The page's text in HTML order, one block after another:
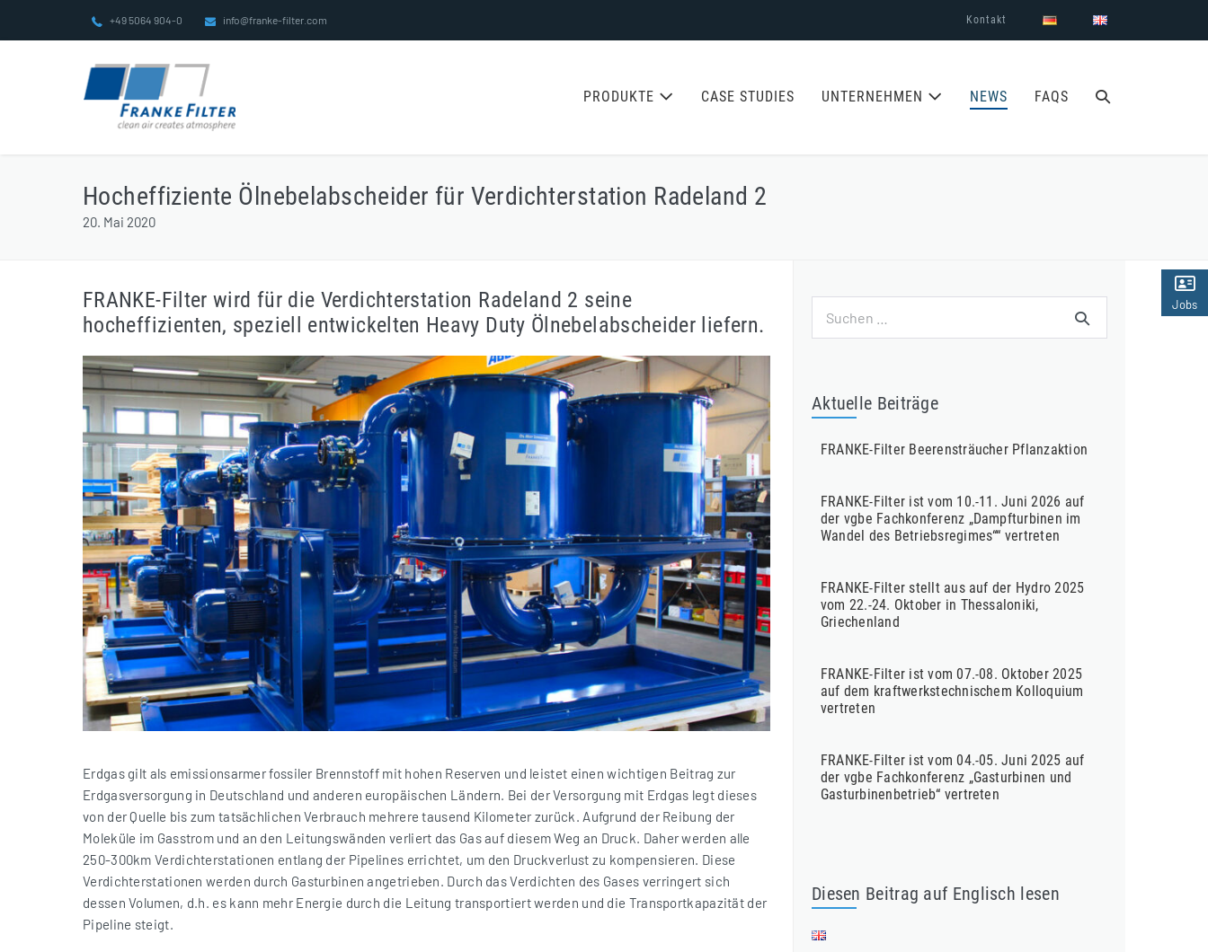
+49 5064 904-0 info@franke-filter.com Kontakt
PRODUKTE CASE STUDIES UNTERNEHMEN NEWS FAQS
SUCHE-
Hocheffiziente Ölnebelabscheider für Verdichterstation Radeland 2
20. Mai 2020
FRANKE-Filter wird für die Verdichterstation Radeland 2 seine
hocheffizienten, speziell entwickelten Heavy Duty Ölnebelabscheider liefern.
Erdgas gilt als emissionsarmer fossiler Brennstoff mit hohen Reserven und leistet einen wichtigen Beitrag zur
Erdgasversorgung in Deutschland und anderen europäischen Ländern. Bei der Versorgung mit Erdgas legt dieses
von der Quelle bis zum tatsächlichen Verbrauch mehrere tausend Kilometer zurück. Aufgrund der Reibung der
Moleküle im Gasstrom und an den Leitungswänden verliert das Gas auf diesem Weg an Druck. Daher werden alle
250-300km Verdichterstationen entlang der Pipelines errichtet, um den Druckverlust zu kompensieren. Diese
Verdichterstationen werden durch Gasturbinen angetrieben. Durch das Verdichten des Gases verringert sich
dessen Volumen, d.h. es kann mehr Energie durch die Leitung transportiert werden und die Transportkapazität der
Pipeline steigt.
nach:
Aktuelle Beiträge
FRANKE-Filter Beerensträucher Pflanzaktion
FRANKE-Filter ist vom 10.-11. Juni 2026 auf
der vgbe Fachkonferenz „Dampfturbinen im
Wandel des Betriebsregimes““ vertreten
FRANKE-Filter stellt aus auf der Hydro 2025
vom 22.-24. Oktober in Thessaloniki,
Griechenland
FRANKE-Filter ist vom 07.-08. Oktober 2025
auf dem kraftwerkstechnischem Kolloquium
vertreten
FRANKE-Filter ist vom 04.-05. Juni 2025 auf
der vgbe Fachkonferenz „Gasturbinen und
Gasturbinenbetrieb“ vertreten
Diesen Beitrag auf Englisch lesen
Jobs